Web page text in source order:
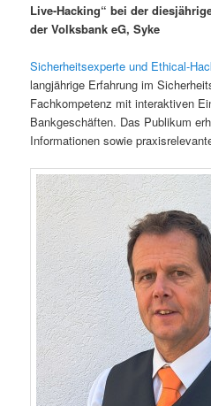
Live-Hacking“ bei der
der Volksbank eG, Syke
Sicherheitsexperte und Ethical-
langjährige Erfahrung im
Fachkompetenz mit interaktiven
Bankgeschäften. Das Publikum
Informationen sowie